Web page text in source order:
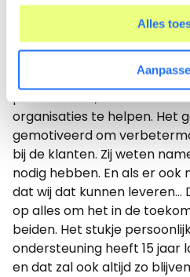
Alles
Rapasso wordt
vertolkt door een team van
professionals, allemaal met
organisaties te helpen. Het
gemotiveerd om
bij de klanten. Zij weten
nodig hebben. En als er ook
dat wij dat kunnen leveren…
op alles om het in de
beiden. Het stukje
ondersteuning heeft 15 jaar
en dat zal ook altijd zo